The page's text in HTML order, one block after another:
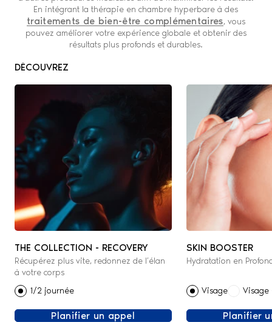
En intégrant la thérapie en chambre hyperbare à des
traitements de bien-être complémentaires, vous
pouvez améliorer votre expérience globale et obtenir des
résultats plus profonds et durables.
DÉCOUVREZ
THE COLLECTION - RECOVERY
Récupérez plus vite, redonnez de l’élan
à votre corps
1/2 journée
Planifier un appel
SKIN BOOSTER
Hydratation en
Visage Visage
Planifier